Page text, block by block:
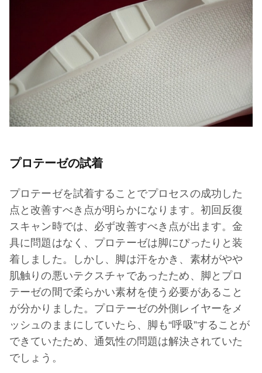
プロテーゼの試着
プロテーゼを試着することでプロセスの成功した
点と改善すべき点が明らかになります。初回反復
スキャン時では、必ず改善すべき点が出ます。金
具に問題はなく、プロテーゼは脚にぴったりと装
着しました。しかし、脚は汗をかき、素材がやや
肌触りの悪いテクスチャであったため、脚とプロ
テーゼの間で柔らかい素材を使う必要があること
が分かりました。プロテーゼの外側レイヤーをメ
ッシュのままにしていたら、脚も“呼吸”することが
できていたため、通気性の問題は解決されていた
でしょう。